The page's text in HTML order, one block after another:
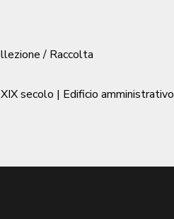
/ Raccolta
XIX secolo | Edificio amministrativo